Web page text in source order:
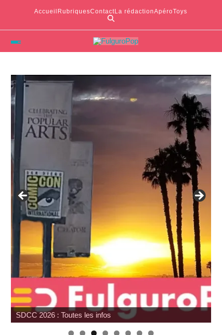
Accueil RubriquesContactLa rédactionApéroToys
SDCC 2026 : Toutes les infos